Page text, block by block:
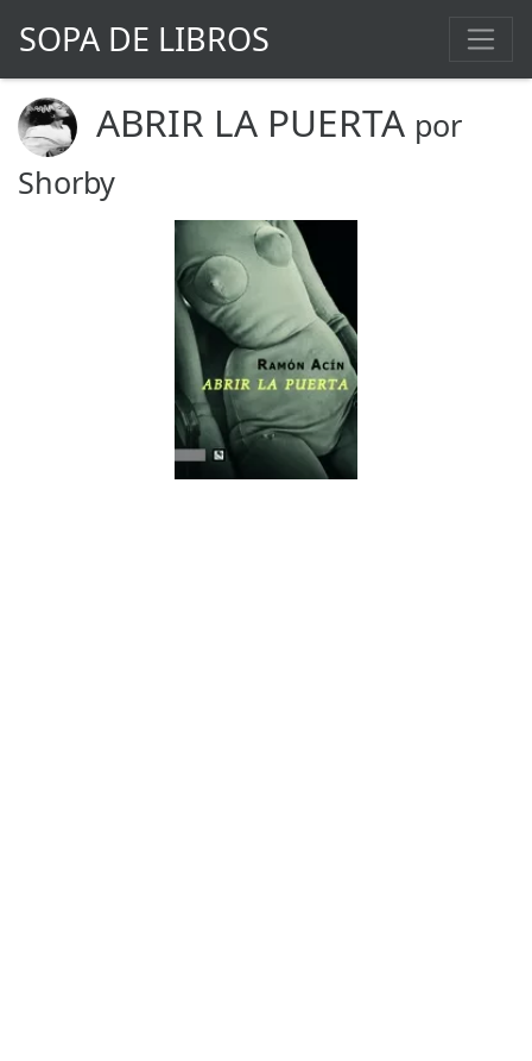
SOPA DE LIBROS
ABRIR LA PUERTA por
Shorby